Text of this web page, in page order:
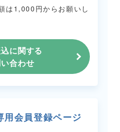
は1,000円からお願いし
に関する
合わせ
用会員登録ページ